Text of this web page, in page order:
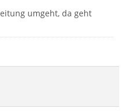
umgeht, da geht